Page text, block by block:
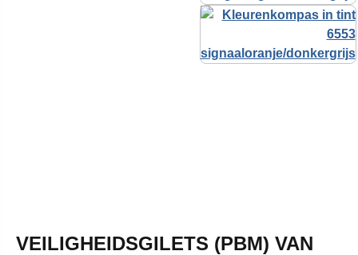
VEILIGHEIDSGILETS (PBM) VAN